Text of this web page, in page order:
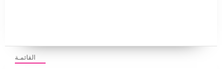
القائمـة